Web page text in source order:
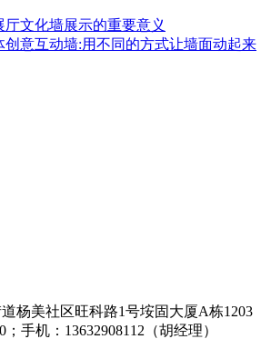
厅文化墙展示的重要意义
创意互动墙:用不同的方式让墙面动起来
杨美社区旺科路1号垵固大厦A栋1203
；手机：13632908112（胡经理）